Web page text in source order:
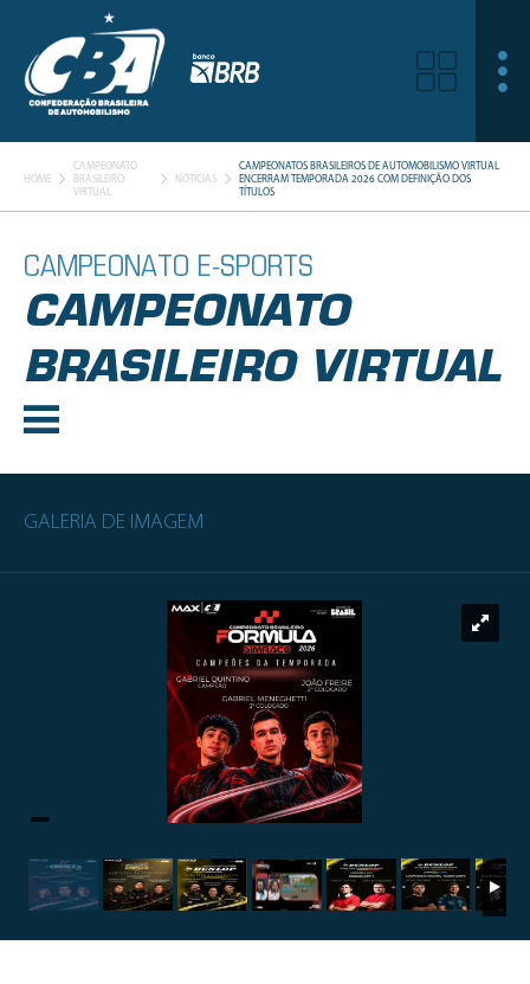
HOME
CAMPEONATO
BRASILEIRO
VIRTUAL
NOTÍCIAS
CAMPEONATOS BRASILEIROS DE AUTOMOBILISMO VIRTUAL
ENCERRAM TEMPORADA 2026 COM DEFINIÇÃO DOS
TÍTULOS
CAMPEONATO E-SPORTS
CAMPEONATO
BRASILEIRO VIRTUAL
GALERIA DE IMAGEM